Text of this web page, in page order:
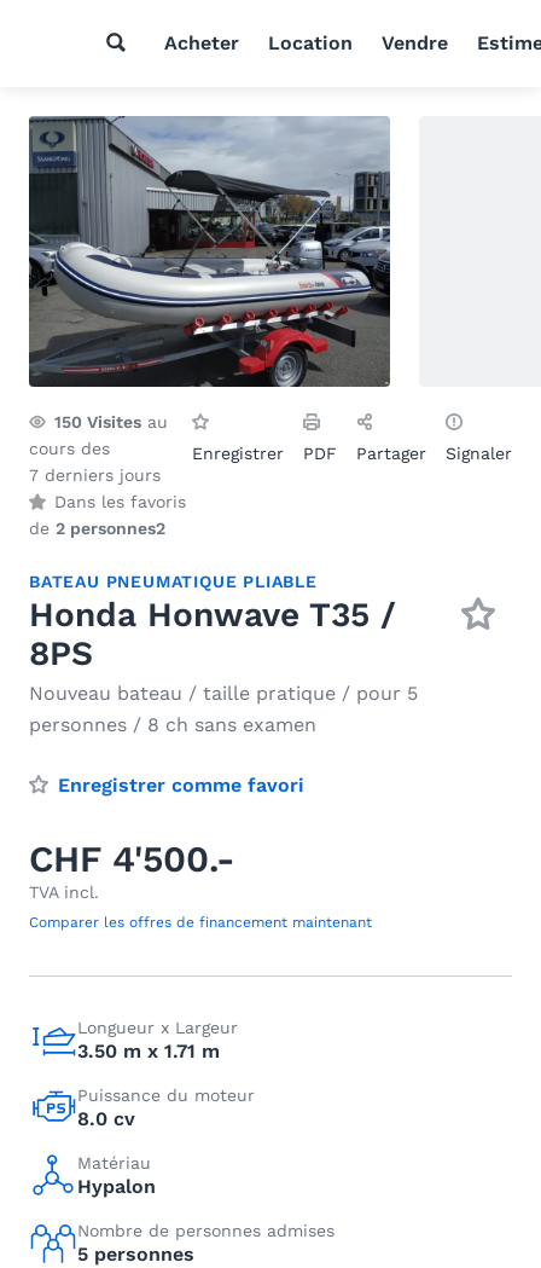
Acheter Location Vendre
150 Visites au
cours des
7 derniers jours
Dans les favoris
de 2 personnes2
Enregistrer PDF Partager Signaler
BATEAU PNEUMATIQUE PLIABLE
Honda Honwave T35 /
8PS
Nouveau bateau / taille pratique / pour 5
personnes / 8 ch sans examen
Enregistrer comme favori
CHF 4'500.-
TVA incl.
Comparer les offres de financement maintenant
Longueur x Largeur
3.50 m x 1.71 m
Puissance du moteur
8.0 cv
Matériau
Hypalon
Nombre de personnes admises
5 personnes